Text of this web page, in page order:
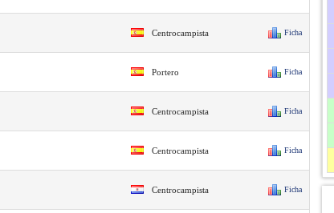
Centrocampista Ficha
Portero Ficha
Centrocampista Ficha
Centrocampista Ficha
Centrocampista Ficha